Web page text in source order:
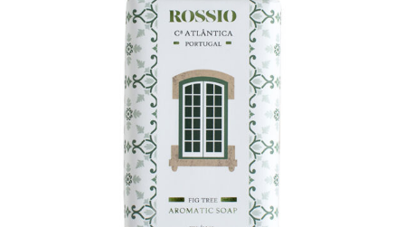
WUNSCHLISTE
HINZUFÜGEN